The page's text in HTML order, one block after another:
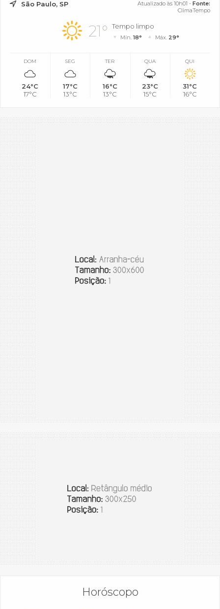
São Paulo, SP Atualizado às 10h01 - Fonte:
ClimaTempo
21° Tempo limpo
Mín.18° Máx. 29°
DOM
24°C
17°C
SEG
17°C
13°C
TER
16°C
13°C
QUA
23°C
15°C
QUI
31°C
16°C
Horóscopo